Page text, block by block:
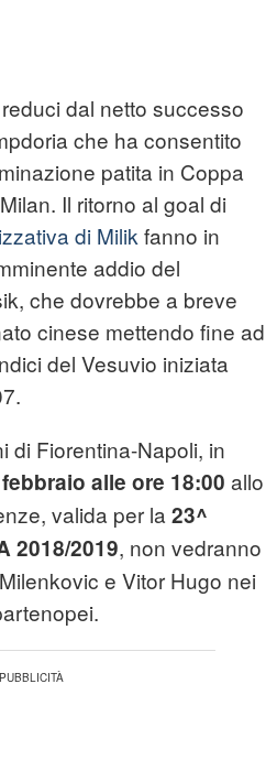
dal netto successo
che ha consentito
patita in Coppa
Il ritorno al goal di
di Milik fanno in
addio del
che dovrebbe a breve
cinese mettendo fine ad
del Vesuvio iniziata
di Fiorentina-Napoli, in
alle ore 18:00 allo
valida per la 23^
2018/2019, non vedranno
e Vitor Hugo nei